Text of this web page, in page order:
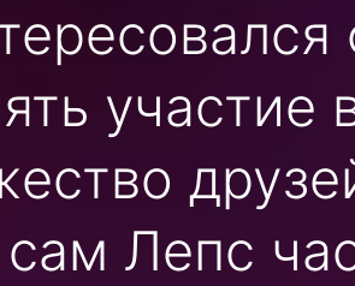
участие
сам Лепс